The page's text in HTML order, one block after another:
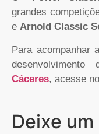
grandes
e Arnold Classic
Para acompanhar
Cáceres, acesse
Deixe